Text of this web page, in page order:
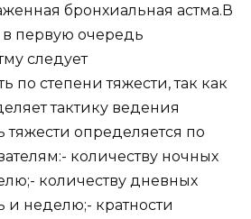
бронхиальная астма.В
первую очередь
следует
по степени тяжести, так как
тактику ведения
тяжести определяется по
количеству ночных
количеству дневных
и неделю;- кратности